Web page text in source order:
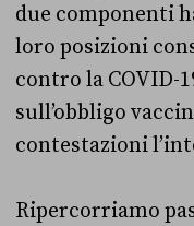
due componenti
loro posizioni
contro la COVID-
sull’obbligo
contestazioni
Ripercorriamo